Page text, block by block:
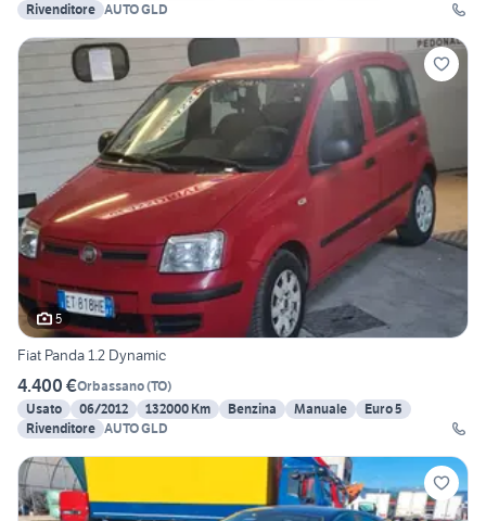
Rivenditore AUTO GLD
5
Fiat Panda 1.2 Dynamic
4.400 €Orbassano(TO)
Usato
06/2012 132000 Km Benzina Manuale
Euro 5
Rivenditore AUTO GLD